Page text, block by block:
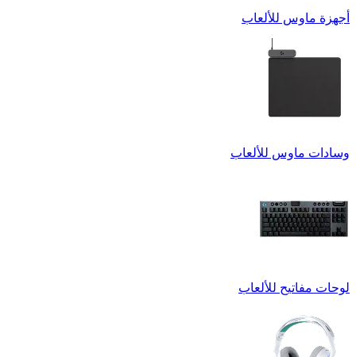
أجهزة ماوس للألعاب
وسادات ماوس للألعاب
لوحات مفاتيح للألعاب